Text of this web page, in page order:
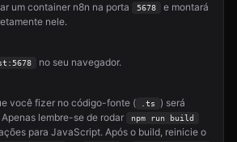
um container n8n na porta 5678
e montará
nele.
no seu navegador.
você fizer no código-fonte (
.ts
) será
lembre-se de rodar
npm run build
para JavaScript. Após o build, reinicie o